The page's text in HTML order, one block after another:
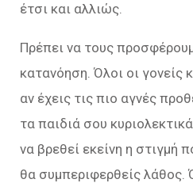
έτσι και αλλιώς.
Πρέπει να τους
κατανόηση. Όλοι οι γονείς
αν έχεις τις πιο αγνές
τα παιδιά σου
να βρεθεί εκείνη η στιγμή
θα συμπεριφερθείς λάθος.